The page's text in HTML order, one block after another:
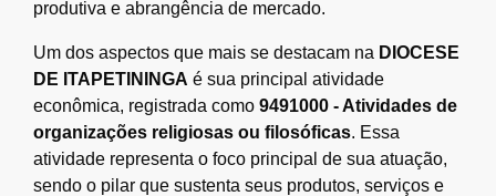
produtiva e abrangência de mercado.
Um dos aspectos que mais se destacam na DIOCESE
DE ITAPETININGA é sua principal atividade
econômica, registrada como 9491000 - Atividades de
organizações religiosas ou filosóficas. Essa
atividade representa o foco principal de sua atuação,
sendo o pilar que sustenta seus produtos, serviços e